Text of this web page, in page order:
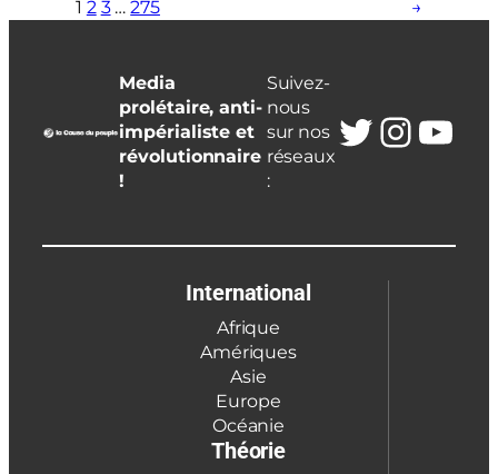
1 2 3 … 275 →
Media
prolétaire, anti-
impérialiste et
révolutionnaire
!
Suivez-
nous
sur nos
réseaux
:
Twitter
International
Afrique
Amériques
Asie
Europe
Océanie
Théorie